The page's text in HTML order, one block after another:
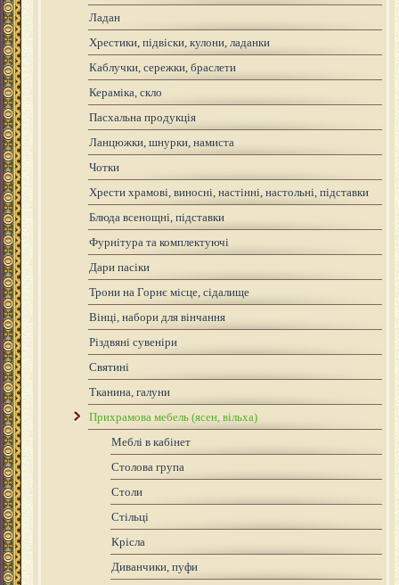
Ладан
Хрестики, підвіски, кулони, ладанки
Каблучки, сережки, браслети
Кераміка, скло
Пасхальна продукція
Ланцюжки, шнурки, намиста
Чотки
Хрести храмові, виносні, настінні, настольні, підставки
Блюда всенощні, підставки
Фурнітура та комплектуючі
Дари пасіки
Трони на Горнє місце, сідалище
Вінці, набори для вінчання
Різдвяні сувеніри
Святині
Тканина, галуни
Прихрамова мебель (ясен, вільха)
Меблі в кабінет
Столова група
Столи
Стільці
Крісла
Диванчики, пуфи